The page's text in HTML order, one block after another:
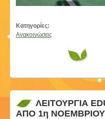
Κατηγορίες:
Ανακοινώσεις
ΛΕΙΤΟΥΡΓΙΑ
ΑΠΟ 1η ΝΟΕΜΒΡΙΟΥ